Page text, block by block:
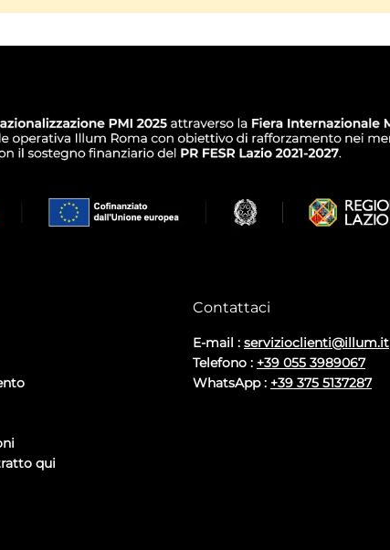
qui
Contattaci
E-mail : servizioclienti@illum.it
Telefono : +39 055 3989067
WhatsApp : +39 375 5137287